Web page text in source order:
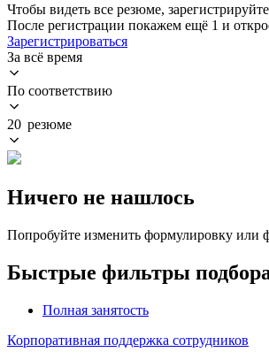
Чтобы видеть все резюме,
После регистрации покажем ещё 1 и
Зарегистрироваться
За всё время
По соответствию
20 резюме
Ничего не нашлось
Попробуйте изменить формулировку или
Быстрые фильтры
Полная занятость
Корпоративная поддержка сотрудников